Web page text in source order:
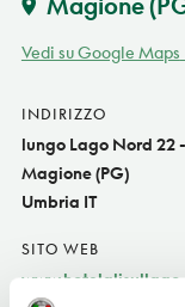
Vedi su Google Maps
INDIRIZZO
lungo Lago Nord 22
Magione (PG)
Umbria IT
SITO WEB